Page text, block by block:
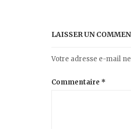
LAISSER UN
Votre adresse e-mail
Commentaire *